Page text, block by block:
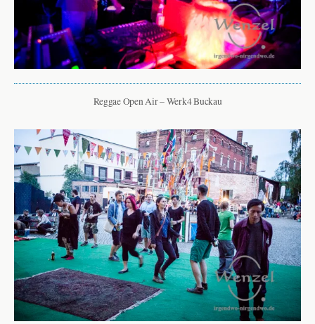
Reggae Open Air – Werk4 Buckau